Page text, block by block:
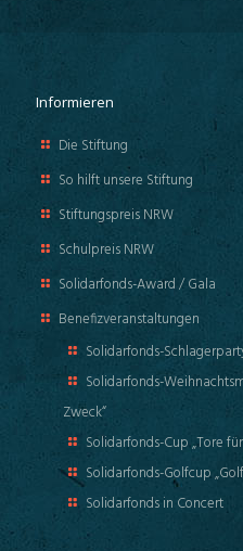
Informieren
Die Stiftung
So hilft unsere Stiftung
Stiftungspreis NRW
Schulpreis NRW
Solidarfonds-Award / Gala
Benefizveranstaltungen
Solidarfonds-
Solidarfonds-
Zweck“
Solidarfonds-Cup „Tore
Solidarfonds-Golfcup
Solidarfonds in Concert